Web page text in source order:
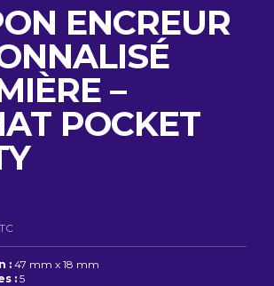
ENCREUR
–
POCKET
: 47 mm x 18 mm
:5